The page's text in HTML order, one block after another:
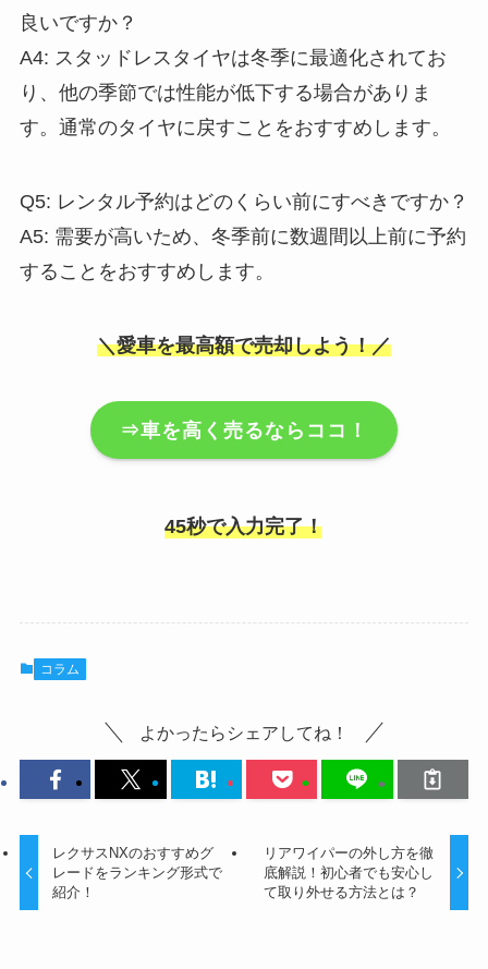
良いですか？
A4: スタッドレスタイヤは冬季に最適化されてお
り、他の季節では性能が低下する場合がありま
す。通常のタイヤに戻すことをおすすめします。
Q5: レンタル予約はどのくらい前にすべきですか？
A5: 需要が高いため、冬季前に数週間以上前に予約
することをおすすめします。
＼愛車を最高額で売却しよう！／
⇒車を高く売るならココ！
45秒で入力完了！
コラム
よかったらシェアしてね！
レクサスNXのおすすめグ
レードをランキング形式で
紹介！
リアワイパーの外し方を徹
底解説！初心者でも安心し
て取り外せる方法とは？